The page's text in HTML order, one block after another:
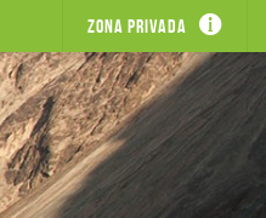
Zona privada